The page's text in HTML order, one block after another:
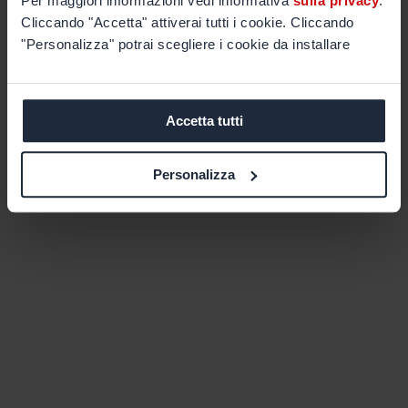
Cliccando "Accetta" attiverai tutti i cookie. Cliccando
"Personalizza" potrai scegliere i cookie da installare
Accetta tutti
Personalizza